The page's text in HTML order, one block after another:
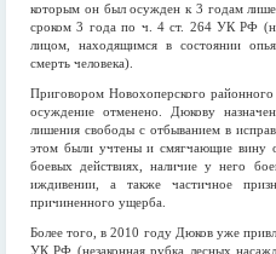
которым он был осужден к 3 годам
сроком 3 года по ч. 4 ст. 264 УК РФ
лицом, находящимся в состоянии
смерть человека).
Приговором Новохоперского
осуждение отменено. Дюкову
лишения свободы с отбыванием в
этом были учтены и смягчающие вину
боевых действиях, наличие у него
иждивении, а также частичное
причиненного ущерба.
Более того, в 2010 году Дюков уже
УК РФ (незаконная рубка лесных